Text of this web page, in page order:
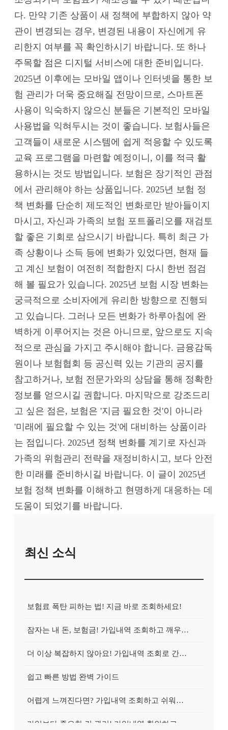
다. 만약 기존 상품이 새 정책에 부합하지 않아 약
관이 변경되는 경우, 변경된 내용이 자신에게 유
리한지 여부를 꼭 확인하시기 바랍니다. 또 하나
주목할 점은 디지털 서비스에 대한 준비입니다.
2025년 이후에는 모바일 앱이나 인터넷을 통한 보
험 관리가 더욱 중요해질 전망이므로, 스마트폰
사용이 익숙하지 않으신 분들은 기본적인 모바일
사용법을 익혀두시는 것이 좋습니다. 보험사들은
고객들이 새로운 시스템에 쉽게 적응할 수 있도록
교육 프로그램을 마련할 예정이니, 이를 적극 활
용하시는 것도 방법입니다. 보험은 장기적인 관점
에서 관리해야 하는 상품입니다. 2025년 보험 정
책 변화를 단순히 제도적인 변화로만 받아들이지
마시고, 자신과 가족의 보험 포트폴리오를 재검토
할 좋은 기회로 삼으시기 바랍니다. 특히 최근 가
족 상황이나 소득 등에 변화가 있었다면, 현재 들
고 계신 보험이 여전히 적합한지 다시 한번 점검
해 볼 필요가 있습니다. 2025년 보험 시장 변화는
궁극적으로 소비자에게 유리한 방향으로 진행되
고 있습니다. 그러나 모든 변화가 하루아침에 완
벽하게 이루어지는 것은 아니므로, 앞으로도 지속
적으로 관심을 가지고 주시해야 합니다. 금융감독
원이나 보험협회 등 공신력 있는 기관의 공지를
참고하거나, 보험 전문가와의 상담을 통해 정확한
정보를 얻으시길 권합니다. 마지막으로 강조드리
고 싶은 점은, 보험은 '지금 필요한 것'이 아니라
'미래에 필요할 수 있는 것'에 대비하는 상품이라
는 점입니다. 2025년 정책 변화를 계기로 자신과
가족의 위험관리 전략을 재정비하시고, 보다 안전
한 미래를 준비하시길 바랍니다. 이 글이 2025년
보험 정책 변화를 이해하고 현명하게 대응하는 데
도움이 되었기를 바랍니다.
최신 소식
보험료 폭탄 피하는 법! 지금 바로 조회하세요!
잠자는 내 돈, 보험금! 가입내역 조회하고 깨우는 방법
더 이상 복잡하지 않아요! 가입내역 조회로 간편하게 청구!
쉽고 빠른 방법 완벽 가이드
어렵게 느껴진다면? 가입내역 조회하고 쉬워지는 마법!